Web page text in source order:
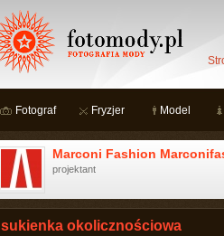
Fotograf Fryzjer Model
Marconi Fashion
projektant
sukienka okolicznościowa